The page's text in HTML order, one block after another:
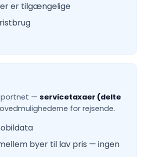
er tilgængelige
— servicetaxaer (delte
for rejsende.
byer til lav pris — ingen